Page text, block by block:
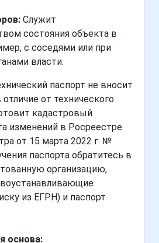
Служит
состояния объекта в
с соседями или при
власти.
паспорт не вносит
от технического
кадастровый
изменений в Росреестре
от 15 марта 2022 г. №
паспорта обратитесь в
организацию,
из ЕГРН) и паспорт
основа: